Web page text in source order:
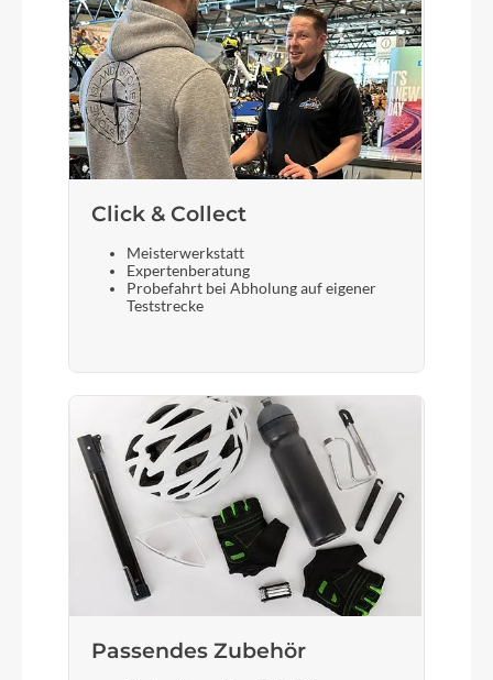
Farbe
metallic off white
Kette
KMC, B-1
Rücklicht
Scheinwerfer
FUXON FS-30, 30 Lux LED mit Schalter
Laufradgröße
27,5 Zoll
SHIMANO Nexus SL-C3000 Revoshift
Click & Collect
Meisterwerkstatt
Expertenberatung
Probefahrt bei Abholung auf eigener
Teststrecke
Passendes Zubehör